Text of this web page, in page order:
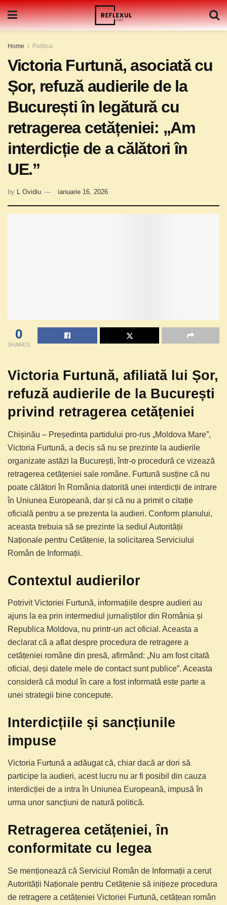
Home Politica
Victoria Furtună, asociată cu
Șor, refuză audierile de la
București în legătură cu
retragerea cetățeniei: „Am
interdicție de a călători în
UE.”
by L Ovidiu ianuarie 16, 2026
0
SHARES
Victoria Furtună, afiliată lui Șor,
refuză audierile de la București
privind retragerea cetățeniei
Chișinău – Președinta partidului pro-rus „Moldova Mare”,
Victoria Furtună, a decis să nu se prezinte la audierile
organizate astăzi la București, într-o procedură ce vizează
retragerea cetățeniei sale române. Furtună susține că nu
poate călători în România datorită unei interdicții de intrare
în Uniunea Europeană, dar și că nu a primit o citație
oficială pentru a se prezenta la audieri. Conform planului,
aceasta trebuia să se prezinte la sediul Autorității
Naționale pentru Cetățenie, la solicitarea Serviciului
Român de Informații.
Contextul audierilor
Potrivit Victoriei Furtună, informațiile despre audieri au
ajuns la ea prin intermediul jurnaliștilor din România și
Republica Moldova, nu printr-un act oficial. Aceasta a
declarat că a aflat despre procedura de retragere a
cetățeniei române din presă, afirmând: „Nu am fost citată
oficial, deși datele mele de contact sunt publice”. Aceasta
consideră că modul în care a fost informată este parte a
unei strategii bine concepute.
Interdicțiile și sancțiunile
impuse
Victoria Furtună a adăugat că, chiar dacă ar dori să
participe la audieri, acest lucru nu ar fi posibil din cauza
interdicției de a intra în Uniunea Europeană, impusă în
urma unor sancțiuni de natură politică.
Retragerea cetățeniei, în
conformitate cu legea
Se menționează că Serviciul Român de Informații a cerut
Autorității Naționale pentru Cetățenie să inițieze procedura
de retragere a cetățeniei Victoriei Furtună, cetățean român